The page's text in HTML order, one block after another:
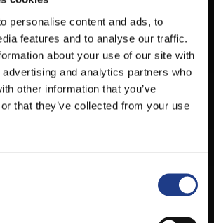
personalise content and ads, to
features and to analyse our traffic.
about your use of our site with
and analytics partners who
other information that you’ve
that they’ve collected from your use
FELLÉPŐKRŐL, ESŐ ESETÉN
HELYSZÍNVÁLTOZÁSRÓL.
ELÉRHETŐ ANDROID ÉS IOS RENDSZEREKRE AZ
ISMERT HELYEKEN, VAGY IDE KATTINTVA :